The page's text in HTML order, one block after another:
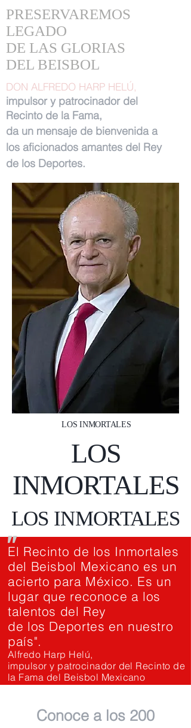
PRESERVAREMOS
LEGADO
DE LAS GLORIAS
DEL BEISBOL
DON ALFREDO HARP HELÚ,
impulsor y patrocinador del
Recinto de la Fama,
da un mensaje de bienvenida a
los aficionados amantes del Rey
de los Deportes.
LOS INMORTALES
LOS
INMORTALES
LOS INMORTALES
El Recinto de los Inmortales
del Beisbol Mexicano es un
acierto para México. Es un
lugar que reconoce a los
talentos del Rey
de los Deportes en nuestro
país".
Alfredo Harp Helú,
impulsor y patrocinador del Recinto de
la Fama del Beisbol Mexicano
"
Conoce a los 200